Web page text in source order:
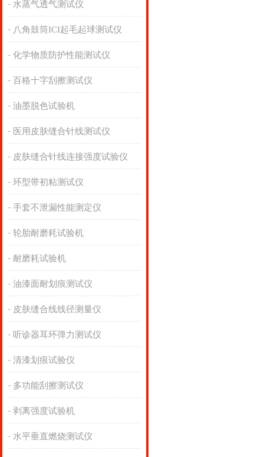
水蒸气透气测试仪
八角鼓筒ICI起毛起球测试仪
化学物质防护性能测试仪
百格十字刮擦测试仪
油墨脱色试验机
医用皮肤缝合针线测试仪
皮肤缝合针线连接强度试验仪
环型带初粘测试仪
手套不泄漏性能测定仪
轮胎耐磨耗试验机
耐磨耗试验机
油漆面耐划痕测试仪
皮肤缝合线线径测量仪
听诊器耳环弹力测试仪
清漆划痕试验仪
多功能刮擦测试仪
剥离强度试验机
水平垂直燃烧测试仪